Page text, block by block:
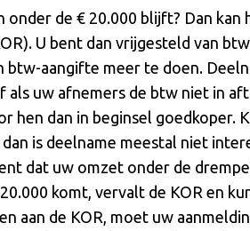
de € 20.000 blijft? Dan kan
U bent dan vrijgesteld van
aangifte meer te doen.
uw afnemers de btw niet in
hen dan in beginsel goedkoper.
is deelname meestal niet
dat uw omzet onder de
komt, vervalt de KOR en
aan de KOR, moet uw